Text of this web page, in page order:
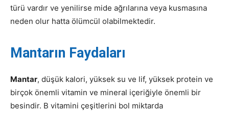
türü vardır ve yenilirse mide ağrılarına veya kusmasına
neden olur hatta ölümcül olabilmektedir.
Mantarın Faydaları
Mantar, düşük kalori, yüksek su ve lif, yüksek protein ve
birçok önemli vitamin ve mineral içeriğiyle önemli bir
besindir. B vitamini çeşitlerini bol miktarda